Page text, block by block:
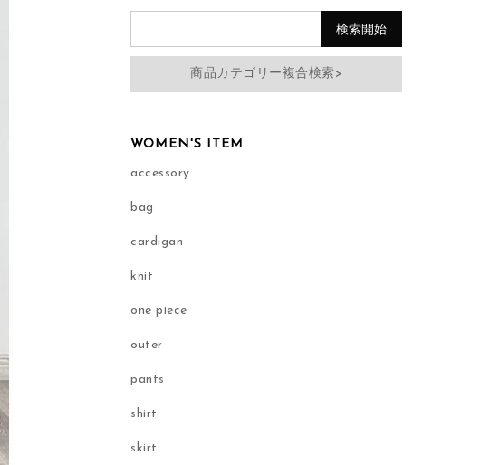
商品カテゴリー複合検索>
WOMEN'S ITEM
accessory
bag
cardigan
knit
one piece
outer
pants
shirt
skirt